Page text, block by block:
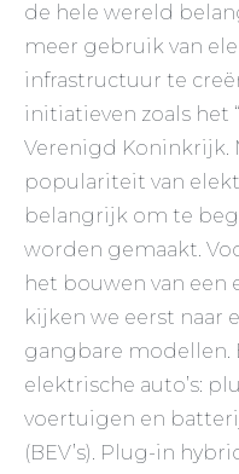
de hele wereld
meer gebruik van
infrastructuur te
initiatieven zoals het
Verenigd Koninkrijk.
populariteit van
belangrijk om te
worden gemaakt.
het bouwen van een
kijken we eerst naar
gangbare modellen.
elektrische auto’s:
voertuigen en
(BEV’s). Plug-in